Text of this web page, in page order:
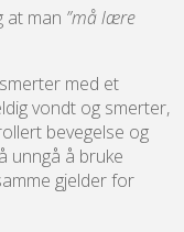
at man ”må lære
med et
vondt og smerter,
bevegelse og
unngå å bruke
gjelder for